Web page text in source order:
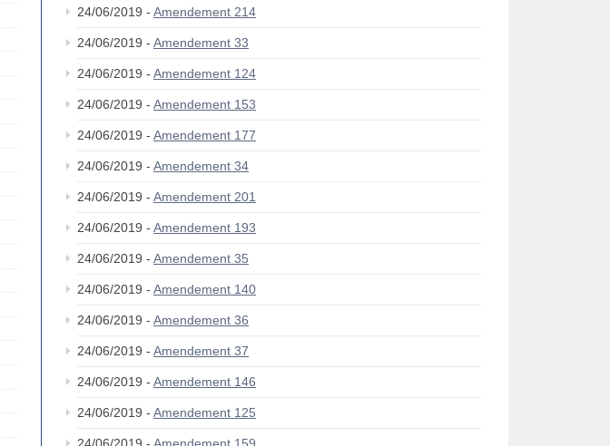
24/06/2019 - Amendement 214
24/06/2019 - Amendement 33
24/06/2019 - Amendement 124
24/06/2019 - Amendement 153
24/06/2019 - Amendement 177
24/06/2019 - Amendement 34
24/06/2019 - Amendement 201
24/06/2019 - Amendement 193
24/06/2019 - Amendement 35
24/06/2019 - Amendement 140
24/06/2019 - Amendement 36
24/06/2019 - Amendement 37
24/06/2019 - Amendement 146
24/06/2019 - Amendement 125